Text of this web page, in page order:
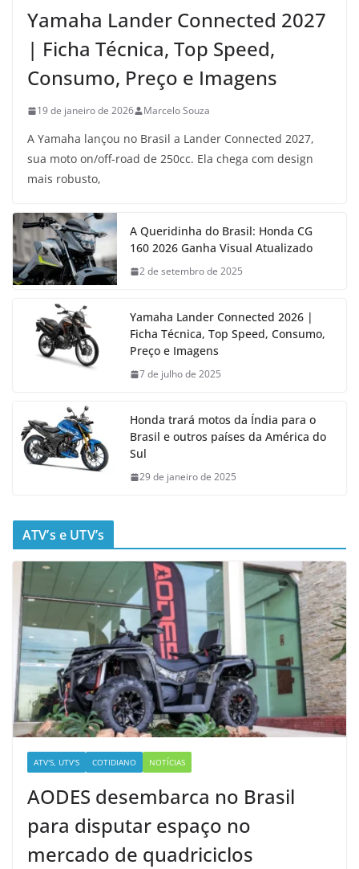
Yamaha Lander Connected 2027
| Ficha Técnica, Top Speed,
Consumo, Preço e Imagens
19 de janeiro de 2026 Marcelo Souza
A Yamaha lançou no Brasil a Lander Connected 2027,
sua moto on/off-road de 250cc. Ela chega com design
mais robusto,
A Queridinha do Brasil: Honda CG
160 2026 Ganha Visual Atualizado
2 de setembro de 2025
Yamaha Lander Connected 2026 |
Ficha Técnica, Top Speed, Consumo,
Preço e Imagens
7 de julho de 2025
Honda trará motos da Índia para o
Brasil e outros países da América do
Sul
29 de janeiro de 2025
ATV’s e UTV’s
ATV'S, UTV'S COTIDIANO NOTÍCIAS
AODES desembarca no Brasil
para disputar espaço no
mercado de quadriciclos